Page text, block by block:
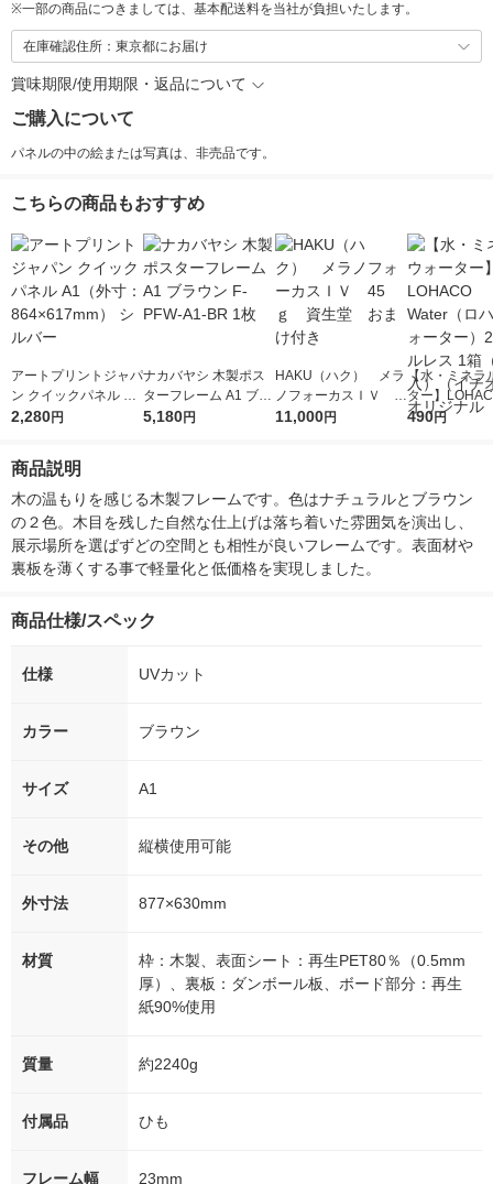
※一部の商品につきましては、基本配送料を当社が負担いたします。
在庫確認住所：東京都にお届け
賞味期限/使用期限・返品について
ご購入について
パネルの中の絵または写真は、非売品です。
こちらの商品もおすすめ
アートプリントジャパ
ン クイックパネル A1
（外寸：864×617m
2,280円
ナカバヤシ 木製ポス
ターフレーム A1 ブラ
ウン F-PFW-A1-BR 1
5,180円
HAKU（ハク） メラ
ノフォーカスＩＶ 4
5ｇ 資生堂 おまけ
11,000円
【水・ミネラ
ター】
r（ロハコウ
490円
商品説明
木の温もりを感じる木製フレームです。色はナチュラルとブラウン
の２色。木目を残した自然な仕上げは落ち着いた雰囲気を演出し、
展示場所を選ばずどの空間とも相性が良いフレームです。表面材や
裏板を薄くする事で軽量化と低価格を実現しました。
商品仕様/スペック
仕様 UVカット
カラー ブラウン
サイズ A1
その他 縦横使用可能
外寸法 877×630mm
材質
枠：木製、表面シート：再生PET80％（0.5mm
厚）、裏板：ダンボール板、ボード部分：再生
紙90%使用
質量 約2240g
付属品 ひも
フレーム幅 23mm